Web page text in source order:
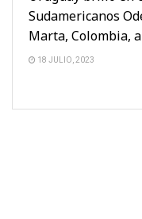
Sudamericanos
Marta, Colombia,
18 JULIO, 2023